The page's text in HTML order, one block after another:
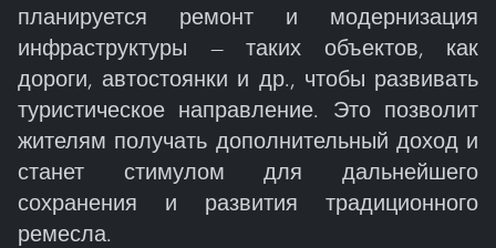
планируется ремонт и модернизация
инфраструктуры — таких объектов, как
дороги, автостоянки и др., чтобы развивать
туристическое направление. Это позволит
жителям получать дополнительный доход и
станет стимулом для дальнейшего
сохранения и развития традиционного
ремесла.